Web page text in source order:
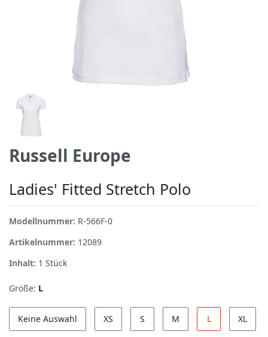
Russell Europe
Ladies' Fitted Stretch Polo
Modellnummer: R-566F-0
Artikelnummer: 12089
Inhalt: 1 Stück
Größe: L
Keine Auswahl XS S M L XL